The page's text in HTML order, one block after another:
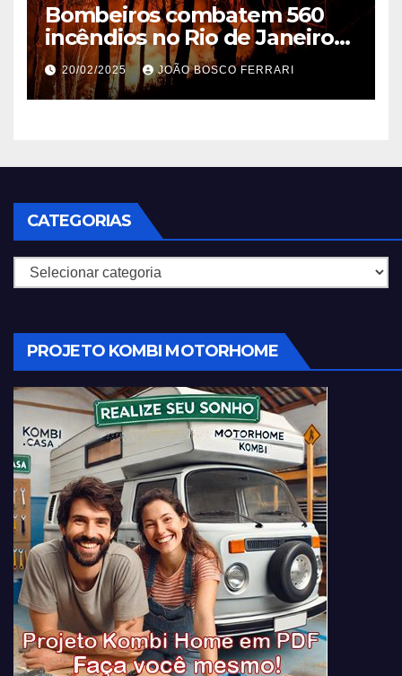
Bombeiros combatem 560
incêndios no Rio de Janeiro
em 2025
20/02/2025 JOÃO BOSCO FERRARI
CATEGORIAS
Categorias
PROJETO KOMBI MOTORHOME